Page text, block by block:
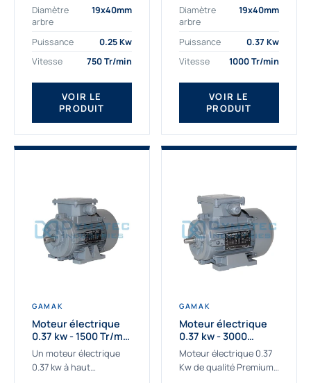
aux applications
sévères. Nous
déterminons,
fournissons
des moteurs
asynchrones depuis de
nombreuses années....
Diamètre
arbre
19x40mm
Puissance
0.25 Kw
Vitesse
750 Tr/min
VOIR LE
PRODUIT
aux applications
industrielles.
Commander un moteur
Gamak c’est choisir un
produit de très haute
qualité....
Diamètre
arbre
19x40mm
Puissance
0.37 Kw
Vitesse
1000 Tr/min
VOIR LE
PRODUIT
GAMAK
Moteur électrique
0.37 kw - 1500 Tr/min
- 230/400V - IE2
Un moteur électrique
0.37 kw à haut
GAMAK
Moteur électrique
0.37 kw - 3000
Tr/min - 230/400V -
IE2
Moteur électrique 0.37
Kw de qualité Premium,